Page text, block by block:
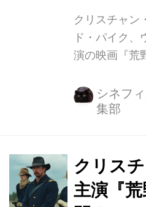
クリスチャン
ド・パイク
演の映画『荒
ク・スキャン
別の朝』のス
を遂げつつあ
ィアンとの戦
で、刑務所の
シネフ
集部
クリス
主演『